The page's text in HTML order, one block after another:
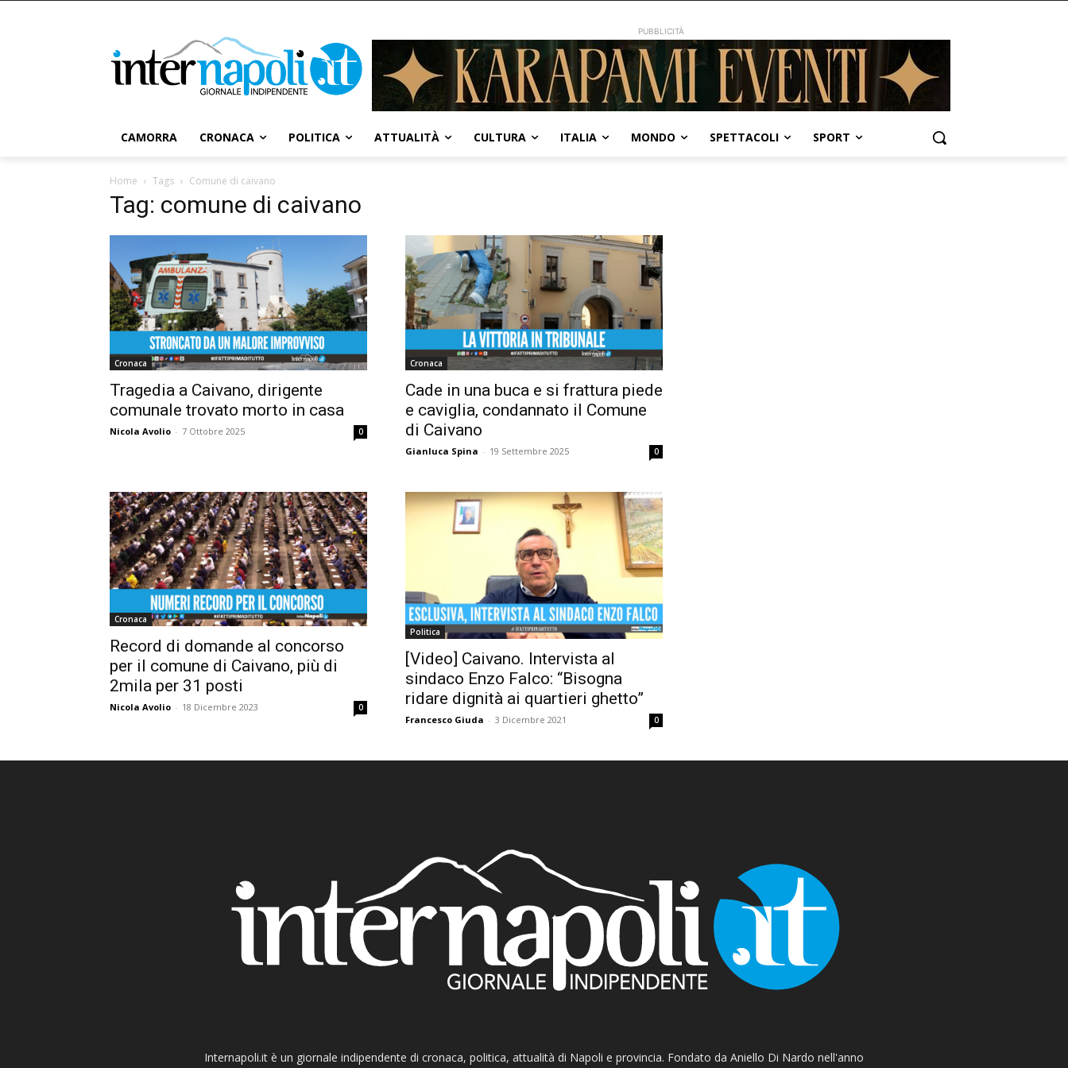
PUBBLICITÀ
CAMORRA CRONACA POLITICA ATTUALITÀ CULTURA ITALIA MONDO SPETTACOLI SPORT
Home Tags Comune di caivano
Tag: comune di caivano
Cronaca
Tragedia a Caivano, dirigente
comunale trovato morto in casa
Nicola Avolio - 7 Ottobre 2025 0
Cronaca
Cade in una buca e si frattura piede
e caviglia, condannato il Comune
di Caivano
Gianluca Spina - 19 Settembre 2025 0
Cronaca
Record di domande al concorso
per il comune di Caivano, più di
2mila per 31 posti
Nicola Avolio - 18 Dicembre 2023 0
Politica
[Video] Caivano. Intervista al
sindaco Enzo Falco: “Bisogna
ridare dignità ai quartieri ghetto”
Francesco Giuda - 3 Dicembre 2021 0
Internapoli.it è un giornale indipendente di cronaca, politica, attualità di Napoli e provincia. Fondato da Aniello Di Nardo nell'anno